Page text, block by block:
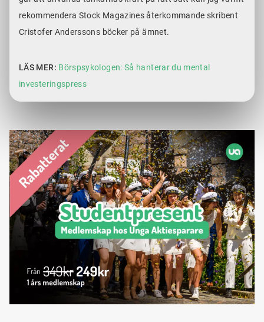
rekommendera Stock Magazines återkommande skribent
Cristofer Anderssons böcker på ämnet.
LÄS MER: Börspsykologen: Så hanterar du mental
investeringspress